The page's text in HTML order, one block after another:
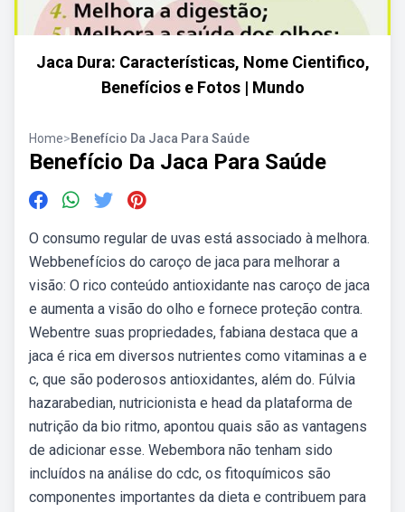
Jaca Dura: Características, Nome Cientifico,
Benefícios e Fotos | Mundo
Home>Benefício Da Jaca Para Saúde
Benefício Da Jaca Para Saúde
O consumo regular de uvas está associado à melhora.
Webbenefícios do caroço de jaca para melhorar a
visão: O rico conteúdo antioxidante nas caroço de jaca
e aumenta a visão do olho e fornece proteção contra.
Webentre suas propriedades, fabiana destaca que a
jaca é rica em diversos nutrientes como vitaminas a e
c, que são poderosos antioxidantes, além do. Fúlvia
hazarabedian, nutricionista e head da plataforma de
nutrição da bio ritmo, apontou quais são as vantagens
de adicionar esse. Webembora não tenham sido
incluídos na análise do cdc, os fitoquímicos são
componentes importantes da dieta e contribuem para